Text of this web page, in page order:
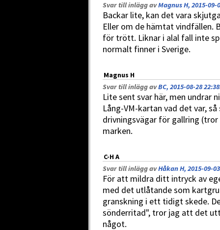
Svar till inlägg avMagnus H, 2015-09-
Backar lite, kan det vara
Eller om de hämtat vindfällen.
för trött. Liknar i alal fall inte
normalt finner i Sverige.
Magnus H
Svar till inlägg avBC, 2015-08-28 22:38
Lite sent svar här, men undrar
Lång-VM-kartan vad det var,
drivningsvägar för gallring
marken.
C-H A
Svar till inlägg avHåkan H, 2015-09-
För att mildra ditt intryck av
med det utlåtande som
granskning i ett tidigt skede.
sönderritad", tror jag att det
något.